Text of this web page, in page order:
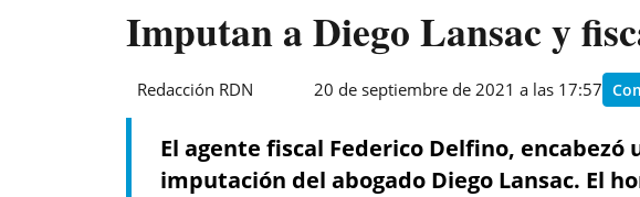
Imputan a Diego Lansac y
Redacción RDN 20 de septiembre de 2021 a las 17:57
El agente fiscal Federico Delfino,
imputación del abogado Diego Lansac. El